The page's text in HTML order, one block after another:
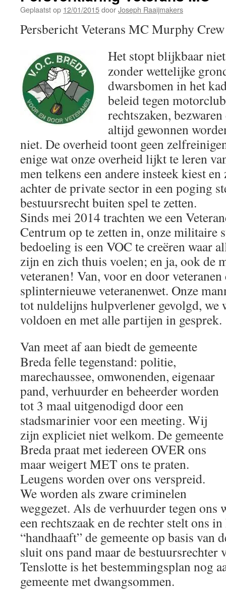
Geplaatst op 12/01/2015doorJoseph Raaijmakers
Persbericht Veterans MC Murphy
Het stopt blijkbaar
zonder wettelijke
dwarsbomen in het
beleid tegen
rechtszaken,
altijd gewonnen
niet. De overheid toont geen
enige wat onze overheid lijkt te leren
men telkens een andere insteek kiest
achter de private sector in een poging
bestuursrecht buiten spel te zetten.
Sinds mei 2014 trachten we een
Centrum op te zetten in, onze militaire
bedoeling is een VOC te creëren waar
zijn en zich thuis voelen; en ja, ook de
veteranen! Van, voor en door
splinternieuwe veteranenwet. Onze
tot nuldelijns hulpverlener gevolgd, we
voldoen en met alle partijen in gesprek.
Van meet af aan biedt de gemeente
Breda felle tegenstand: politie,
marechaussee, omwonenden, eigenaar
pand, verhuurder en beheerder worden
tot 3 maal uitgenodigd door een
stadsmarinier voor een meeting. Wij
zijn expliciet niet welkom. De gemeente
Breda praat met iedereen OVER ons
maar weigert MET ons te praten.
Leugens worden over ons verspreid.
We worden als zware criminelen
weggezet. Als de verhuurder tegen ons
een rechtszaak en de rechter stelt ons
“handhaaft” de gemeente op basis van
sluit ons pand maar de bestuursrechter
Tenslotte is het bestemmingsplan nog
gemeente met dwangsommen.